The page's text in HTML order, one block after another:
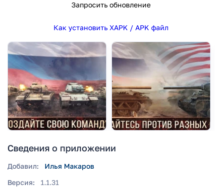
Запросить обновление
Как установить XAPK / APK файл
Сведения о приложении
Добавил:
Илья Макаров
Версия:
1.1.31